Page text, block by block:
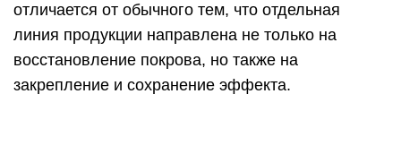
отличается от обычного тем, что отдельная
линия продукции направлена не только на
восстановление покрова, но также на
закрепление и сохранение эффекта.